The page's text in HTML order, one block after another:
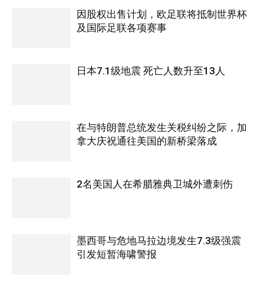
因股权出售计划，欧足联将抵制世界杯
及国际足联各项赛事
日本7.1级地震 死亡人数升至13人
在与特朗普总统发生关税纠纷之际，加
拿大庆祝通往美国的新桥梁落成
2名美国人在希腊雅典卫城外遭刺伤
墨西哥与危地马拉边境发生7.3级强震
引发短暂海啸警报